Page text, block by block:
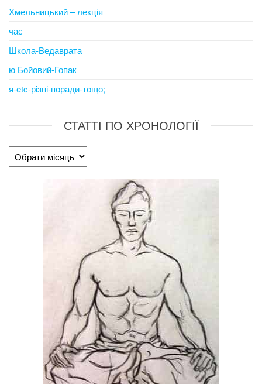
Хмельницький – лекція
час
Школа-Ведаврата
ю Бойовий-Гопак
я-etc-різні-поради-тощо;
СТАТТІ ПО ХРОНОЛОГІЇ
Статті
по